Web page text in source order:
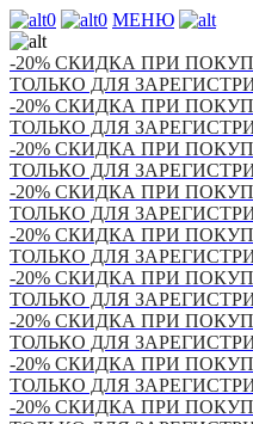
0 0 МЕНЮ
-20% СКИДКА ПРИ
ТОЛЬКО ДЛЯ
-20% СКИДКА ПРИ
ТОЛЬКО ДЛЯ
-20% СКИДКА ПРИ
ТОЛЬКО ДЛЯ
-20% СКИДКА ПРИ
ТОЛЬКО ДЛЯ
-20% СКИДКА ПРИ
ТОЛЬКО ДЛЯ
-20% СКИДКА ПРИ
ТОЛЬКО ДЛЯ
-20% СКИДКА ПРИ
ТОЛЬКО ДЛЯ
-20% СКИДКА ПРИ
ТОЛЬКО ДЛЯ
-20% СКИДКА ПРИ